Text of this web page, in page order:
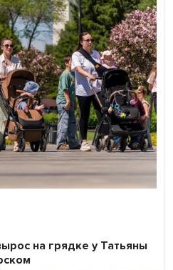
на грядке у Татьяны